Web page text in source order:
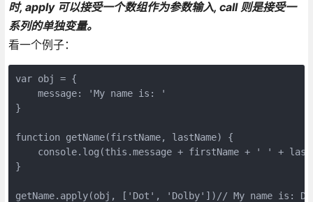
时, apply 可以接受一个数组作为参数输入, call 则是接受一
系列的单独变量。
看一个例子：
var obj = {
    message: 'My name is: '
}
function getName(firstName, lastName) {
console.log(this.message + firstName + ' ' +
}
getName.apply(obj, ['Dot', 'Dolby'])// My name is: